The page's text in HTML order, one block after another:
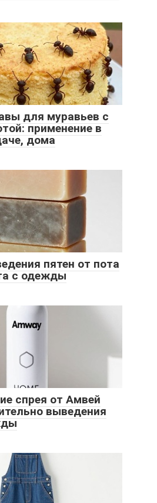
для муравьев с
применение в
дома
пятен от пота
с одежды
спрея от Амвей
выведения